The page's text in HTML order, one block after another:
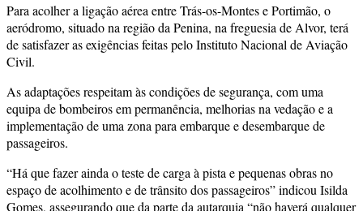
Para acolher a ligação aérea entre Trás-os-Montes e Portimão, o
aeródromo, situado na região da Penina, na freguesia de Alvor, terá
de satisfazer as exigências feitas pelo Instituto Nacional de Aviação
Civil.
As adaptações respeitam às condições de segurança, com uma
equipa de bombeiros em permanência, melhorias na vedação e a
implementação de uma zona para embarque e desembarque de
passageiros.
“Há que fazer ainda o teste de carga à pista e pequenas obras no
espaço de acolhimento e de trânsito dos passageiros” indicou Isilda
Gomes, assegurando que da parte da autarquia “não haverá qualquer